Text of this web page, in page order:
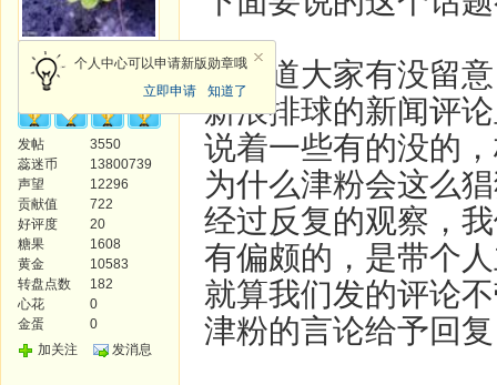
论坛版主
个人中心可以申请新版勋章哦
立即申请
知道了
发帖
3550
蕊迷币
13800739
声望
12296
贡献值
722
好评度
20
糖果
1608
黄金
10583
转盘点数
182
心花
0
金蛋
0
加关注
发消息
不知道大家有没留
新浪排球的新闻评
说着一些有的没的
为什么津粉会这么
经过反复的观察，
有偏颇的，是带个
就算我们发的评论
津粉的言论给予回